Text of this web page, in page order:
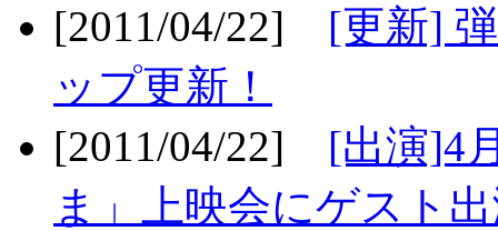
[2011/04/22] [更新]
ップ更新！
[2011/04/22] [出演]4
ま」上映会にゲスト